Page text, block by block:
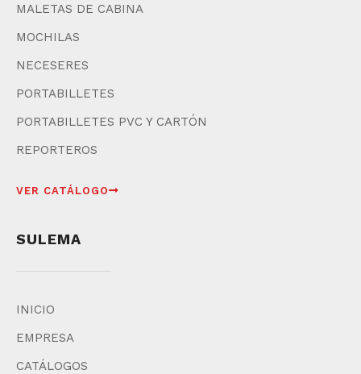
MALETAS DE CABINA
MOCHILAS
NECESERES
PORTABILLETES
PORTABILLETES PVC Y CARTÓN
REPORTEROS
VER CATÁLOGO
SULEMA
INICIO
EMPRESA
CATÁLOGOS